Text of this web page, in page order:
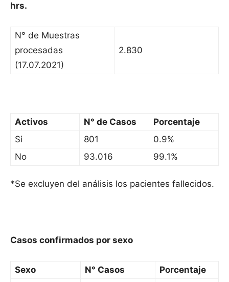
hrs.
N° de Muestras
procesadas
(17.07.2021)
2.830
Activos N° de Casos
Porcentaje
Si
801
0.9%
No
93.016 99.1%
*Se excluyen del análisis los pacientes fallecidos.
Casos confirmados por sexo
Sexo N° Casos
Porcentaje